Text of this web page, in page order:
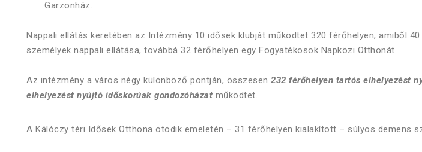
Garzonház.
Nappali ellátás keretében az Intézmény 10 idősek klubját működtet 320 férőhelyen, amiből
személyek nappali ellátása, továbbá 32 férőhelyen egy Fogyatékosok Napközi Otthonát.
Az intézmény a város négy különböző pontján, összesen 232 férőhelyen tartós elhelyezést
elhelyezést nyújtó időskorúak gondozóházat működtet.
A Kálóczy téri Idősek Otthona ötödik emeletén – 31 férőhelyen kialakított – súlyos demens